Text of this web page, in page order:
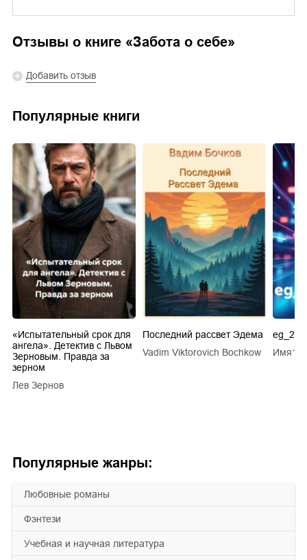
Популярные жанры:
любовные романы
фэнтези
учебная и научная литература
Отзывы о книге «Забота о себе»
Добавить отзыв
Популярные книги
«Испытательный срок для
ангела». Детектив с Львом
Зерновым. Правда за
зерном
Лев Зернов
Последний рассвет Эдема
Vadim Viktorovich Bochkow
Имя1